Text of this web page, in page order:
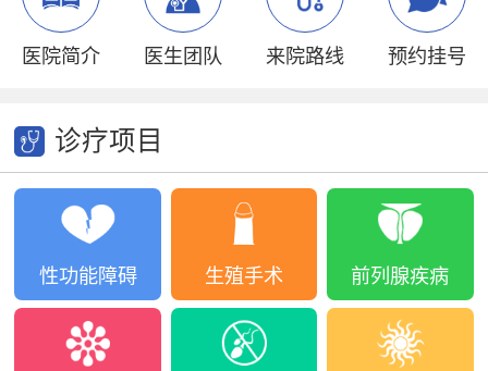
医院简介 医生团队 来院路线 预约挂号
诊疗项目
性功能障碍 生殖手术 前列腺疾病